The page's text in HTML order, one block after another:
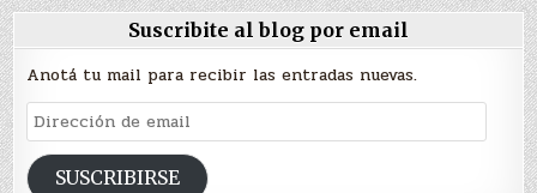
Suscribite al blog por email
Anotá tu mail para recibir las entradas nuevas.
Dirección
de
emailSUSCRIBIRSE